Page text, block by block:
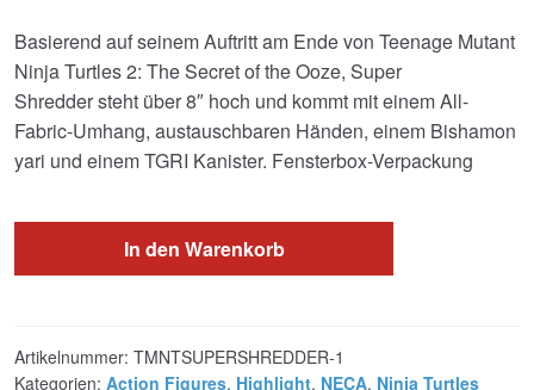
Basierend auf seinem Auftritt am Ende von Teenage Mutant
Ninja Turtles 2: The Secret of the Ooze, Super
Shredder steht über 8″ hoch und kommt mit einem All-
Fabric-Umhang, austauschbaren Händen, einem Bishamon
yari und einem TGRI Kanister. Fensterbox-Verpackung
In den Warenkorb
Artikelnummer: TMNTSUPERSHREDDER-1
Kategorien: Action Figures, Highlight, NECA, Ninja Turtles